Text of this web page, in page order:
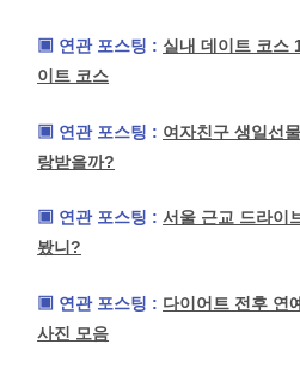
▣ 연관 포스팅 : 실내 데이트 코스
이트 코스
▣ 연관 포스팅 : 여자친구 생일선
랑받을까?
▣ 연관 포스팅 :서울 근교 드라이
봤니?
▣ 연관 포스팅 : 다이어트 전후 연
사진 모음